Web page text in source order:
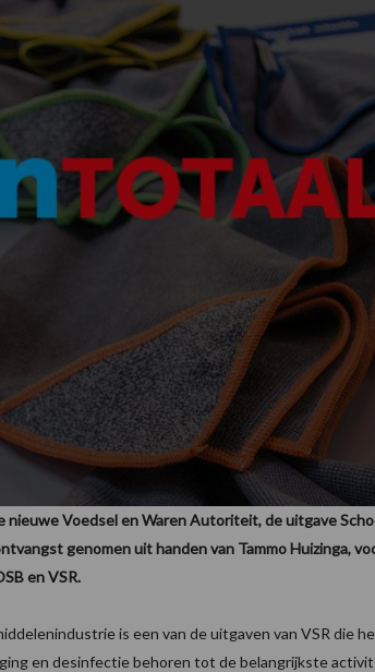
Voedsel en Waren Autoriteit, de uitgave
genomen uit handen van Tammo Huizinga,
en VSR.
is een van de uitgaven van VSR die
en desinfectie behoren tot de belangrijkste